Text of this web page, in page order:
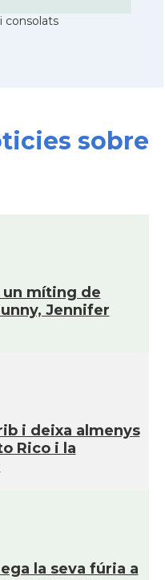
consolats
sobre
un mí­ting de
Jennifer
i deixa almenys
Rico i la
la seva fúria a